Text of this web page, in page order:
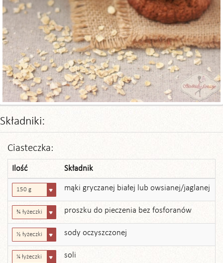
Składniki:
Ciasteczka:
Ilość Składnik
150 g mąki gryczanej białej lub owsianej/jaglanej
¾ łyżeczki proszku do pieczenia bez fosforanów
½ łyżeczki sody oczyszczonej
¼ łyżeczki soli